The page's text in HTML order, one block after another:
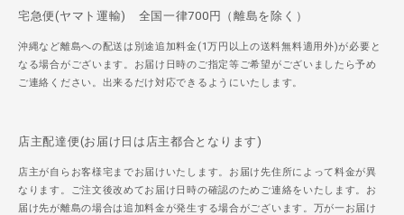
宅急便(ヤマト運輸) 全国一律700円（離島を除く）
沖縄など離島への配送は別途追加料金(1万円以上の送料無料適用外)が必要と
なる場合がございます。お届け日時のご指定等ご希望がございましたら予め
ご連絡ください。出来るだけ対応できるようにいたします。
店主配達便(お届け日は店主都合となります)
店主が自らお客様宅までお届けいたします。お届け先住所によって料金が異
なります。ご注文後改めてお届け日時の確認のためご連絡をいたします。お
届け先が離島の場合は追加料金が発生する場合がございます。万が一お届け